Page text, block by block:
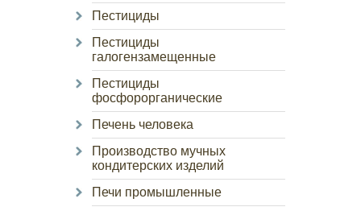
Пестициды
Пестициды
галогензамещенные
Пестициды
фосфорорганические
Печень человека
Производство мучных
кондитерских изделий
Печи промышленные